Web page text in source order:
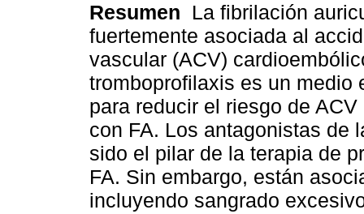
Resumen
La fibrilación
fuertemente asociada al
vascular (ACV)
tromboprofilaxis es un medio
para reducir el riesgo de
con FA. Los antagonistas de
sido el pilar de la terapia de
FA. Sin embargo, están
incluyendo sangrado